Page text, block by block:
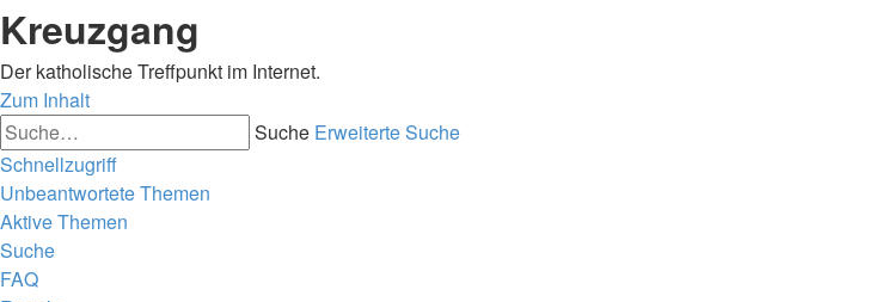
Kreuzgang
Der katholische Treffpunkt im Internet.
Zum Inhalt
Suche Erweiterte Suche
Schnellzugriff
Unbeantwortete Themen
Aktive Themen
Suche
FAQ